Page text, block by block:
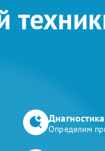
Определим